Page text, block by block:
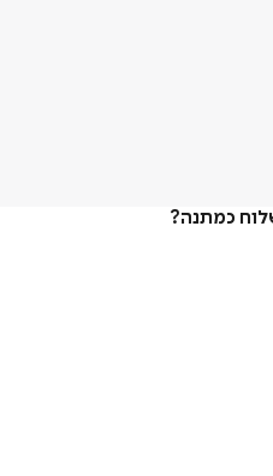
כמתנה?